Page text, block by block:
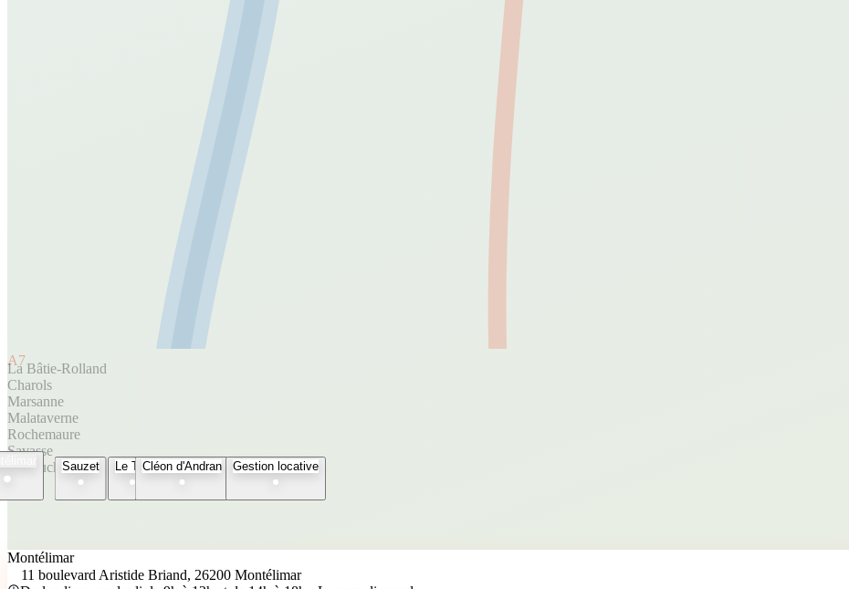
A7
La Bâtie-Rolland
Charols
Marsanne
Malataverne
Rochemaure
Savasse
EspelucheSauzet Le TeilCléon d'Andran Gestion locative
Montélimar
11 boulevard Aristide Briand, 26200 Montélimar